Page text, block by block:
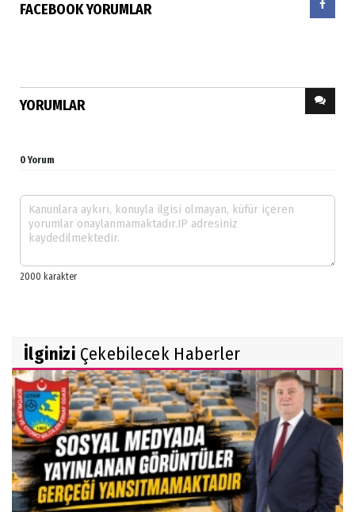
FACEBOOK YORUMLAR
YORUMLAR
0 Yorum
İlginizi Çekebilecek Haberler